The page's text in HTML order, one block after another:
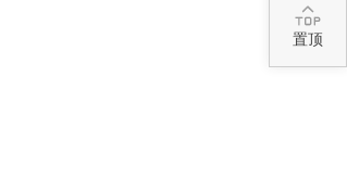

置顶